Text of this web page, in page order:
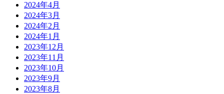
2024年4月
2024年3月
2024年2月
2024年1月
2023年12月
2023年11月
2023年10月
2023年9月
2023年8月